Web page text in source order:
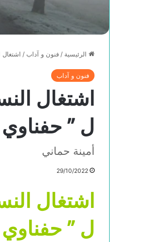
الرئيسية / فنون و آداب / اشتغال
فنون و آداب
اشتغال
ل ” حفناوي
أمينة حماني
29/10/2022
اشتغال
ل ” حفناوي